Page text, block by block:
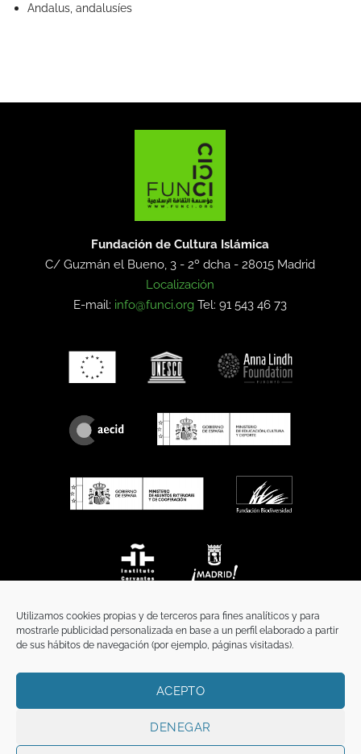
Utilizamos cookies propias y de terceros para fines analíticos y para
mostrarle publicidad personalizada en base a un perfil elaborado a partir
de sus hábitos de navegación (por ejemplo, páginas visitadas).
ACEPTO
DENEGAR
Andalus, andalusíes
Fundación de Cultura Islámica
C/ Guzmán el Bueno, 3 - 2º dcha -28015 Madrid
Localización
E-mail: info@funci.org Tel: 91 543 46 73
TÉRMINOS Y CONDICIONES
Copyright 2026 ©FunciFUNCI es titular de los derechos de propiedad